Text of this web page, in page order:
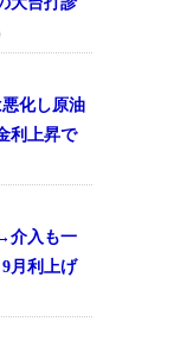
化し原油
利上昇で
介入も一
月利上げ